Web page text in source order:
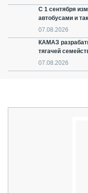
С 1 сентября
автобусами и
07.08.2026
КАМАЗ
тягачей
07.08.2026